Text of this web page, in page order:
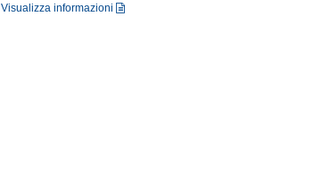
Visualizza informazioni